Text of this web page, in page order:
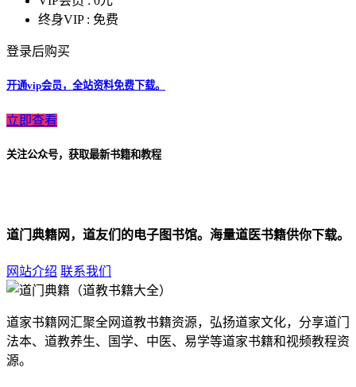
终身VIP : 免费
登录后购买
开通vip会员，全站资料免费下载。
立即查看
关注公众号，获取最新书籍和教程
道门典籍网，道友们的电子图书馆。海量道医书籍供你下载。
网站介绍 联系我们
道家书籍网汇聚全网道教书籍资源，弘扬道家文化，分享道门
法本、道教养生、国学、中医、易学等道家书籍和视频教程资
源。